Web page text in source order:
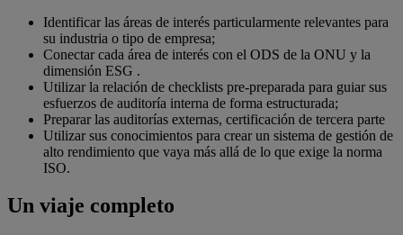
Identificar las áreas de interés particularmente relevantes para
su industria o tipo de empresa;
Conectar cada área de interés con el ODS de la ONU y la
dimensión ESG .
Utilizar la relación de checklists pre-preparada para guiar sus
esfuerzos de auditoría interna de forma estructurada;
Preparar las auditorías externas, certificación de tercera parte
Utilizar sus conocimientos para crear un sistema de gestión de
alto rendimiento que vaya más allá de lo que exige la norma
ISO.
Un viaje completo